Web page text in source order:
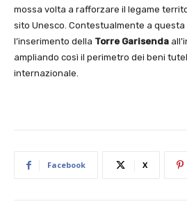
mossa volta a rafforzare il legame
sito Unesco. Contestualmente a
l’inserimento della Torre Garisenda
ampliando così il perimetro dei beni
internazionale.
Facebook X